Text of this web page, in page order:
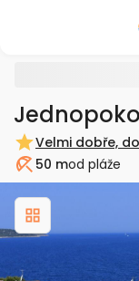
Velmi dobře,
Pláž 50 mod pláže